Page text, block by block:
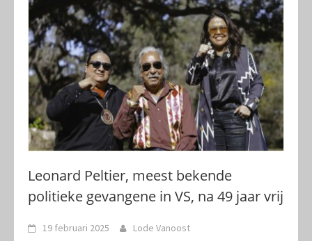
Leonard Peltier, meest bekende
politieke gevangene in VS, na 49 jaar vrij
19 februari 2025 Lode Vanoost